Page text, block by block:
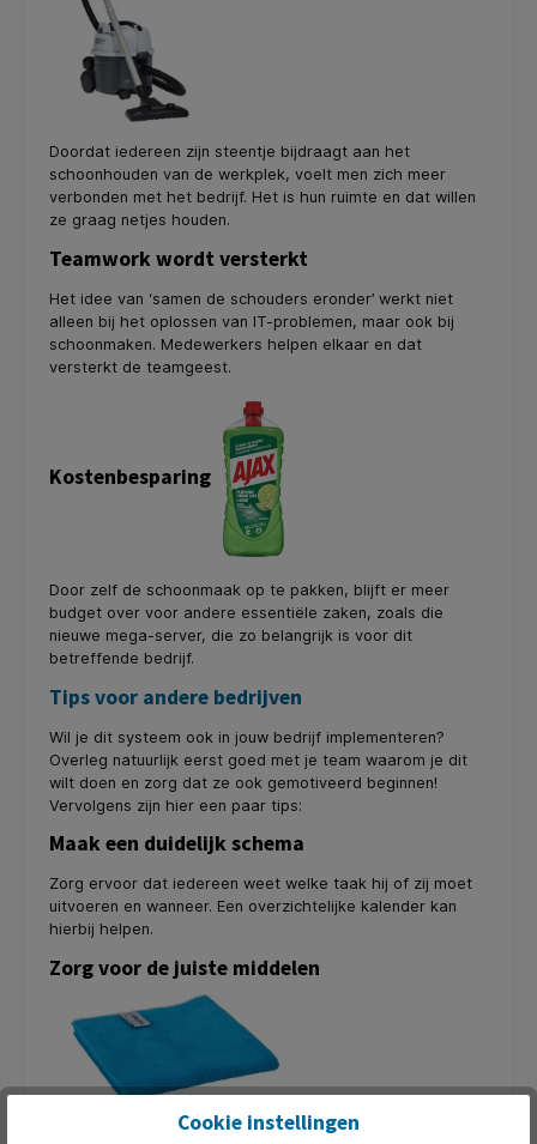
Doordat iedereen zijn steentje bijdraagt aan het
schoonhouden van de werkplek, voelt men zich meer
verbonden met het bedrijf. Het is hun ruimte en dat willen
ze graag netjes houden.
Teamwork wordt versterkt
Het idee van ‘samen de schouders eronder’ werkt niet
alleen bij het oplossen van IT-problemen, maar ook bij
schoonmaken. Medewerkers helpen elkaar en dat
versterkt de teamgeest.
Kostenbesparing
Door zelf de schoonmaak op te pakken, blijft er meer
budget over voor andere essentiële zaken, zoals die
nieuwe mega-server, die zo belangrijk is voor dit
betreffende bedrijf.
Tips voor andere bedrijven
Wil je dit systeem ook in jouw bedrijf implementeren?
Overleg natuurlijk eerst goed met je team waarom je dit
wilt doen en zorg dat ze ook gemotiveerd beginnen!
Vervolgens zijn hier een paar tips:
Maak een duidelijk schema
Zorg ervoor dat iedereen weet welke taak hij of zij moet
uitvoeren en wanneer. Een overzichtelijke kalender kan
hierbij helpen.
Zorg voor de juiste middelen
Cookie instellingen